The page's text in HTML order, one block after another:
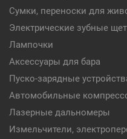
Сумки, переноски для
Электрические зубные
Лампочки
Аксессуары для бара
Пуско-зарядные
Автомобильные
Лазерные дальномеры
Измельчители,